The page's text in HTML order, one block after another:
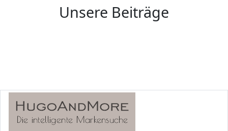
Unsere Beiträge